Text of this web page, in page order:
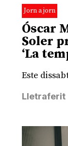
Jorn a jorn
Óscar
Soler
‘La
Este
Lletraferit